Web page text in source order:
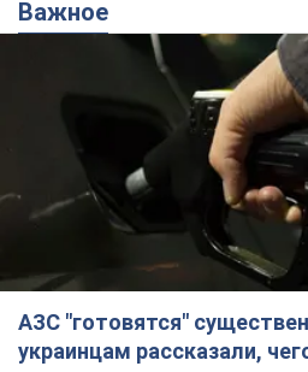
украинцам рассказали,
Как на заправках уже переписали
23,3 т.
"Белый дом не является
собственностью Трампа":
приостановил
бального зала
долларов
Трамп уже заявил, что немедленно
апелляцию, назвав это "ужасным
9 годин тому